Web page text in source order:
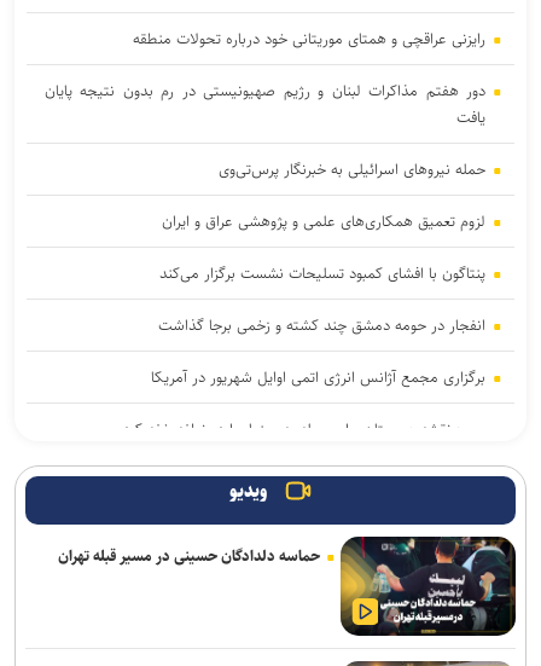
رایزنی عراقچی و همتای موریتانی خود درباره تحولات منطقه
دور هفتم مذاکرات لبنان و رژیم صهیونیستی در رم بدون نتیجه پایان
یافت
حمله نیروهای اسرائیلی به خبرنگار پرس‌تی‌وی
لزوم تعمیق همکاری‌های علمی و پژوهشی عراق و ایران
پنتاگون با افشای کمبود تسلیحات نشست برگزار می‌کند
انفجار در حومه دمشق چند کشته و زخمی برجا گذاشت
برگزاری مجمع آژانس انرژی اتمی اوایل شهریور در آمریکا
یمن: نقشه عربستان برای حمله به صنعاء را در نطفه خفه کردیم
پیام هشدار مقاومت یمن به ریاض
حاج‌علی‌اکبری: تحرکات سازمان‌یافته‌ای برای ترویج برهنگی انجام می‌شود
قدردانی از حضور حماسی ملت مبعوث شده در راهپیمایی اربعین
ترامپ با تهدید افشاگران، بحران مهمات آمریکا را انکار کرد
ویدیو
حماسه دلدادگان حسینی در مسیر قبله تهران